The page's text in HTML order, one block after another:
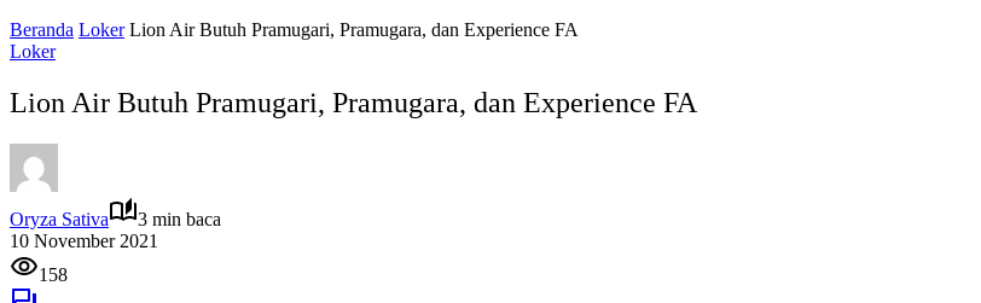
Beranda Loker Lion Air Butuh Pramugari, Pramugara, dan Experience FA
Loker
Lion Air Butuh Pramugari, Pramugara, dan Experience FA
Oryza Sativa
3 min baca
10 November 2021
158